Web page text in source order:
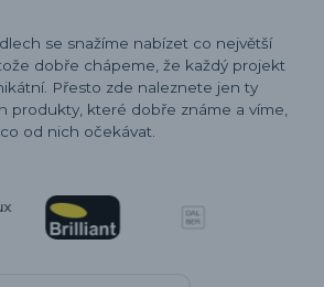
se snažíme nabízet co největší
dobře chápeme, že každý projekt
Přesto zde naleznete jen ty
produkty, které dobře známe a víme,
co od nich očekávat.